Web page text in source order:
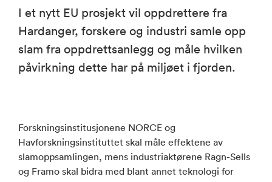
I et nytt EU prosjekt vil oppdrettere fra
Hardanger, forskere og industri samle opp
slam fra oppdrettsanlegg og måle hvilken
påvirkning dette har på miljøet i fjorden.
Forskningsinstitusjonene NORCE og
Havforskningsinstituttet skal måle effektene av
slamoppsamlingen, mens industriaktørene Ragn-Sells
og Framo skal bidra med blant annet teknologi for